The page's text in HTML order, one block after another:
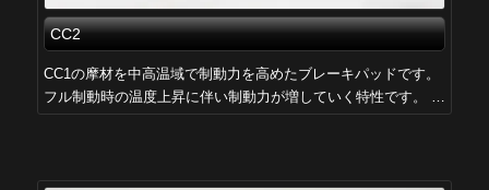
CC2
CC1の摩材を中高温域で制動力を高めたブレーキパッドです。
フル制動時の温度上昇に伴い制動力が増していく特性です。 …